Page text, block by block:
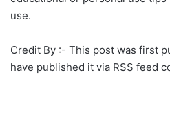
use.
Credit By :- This post was first
have published it via RSS feed